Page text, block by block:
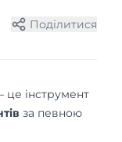
Поділитися
інструмент
за певною